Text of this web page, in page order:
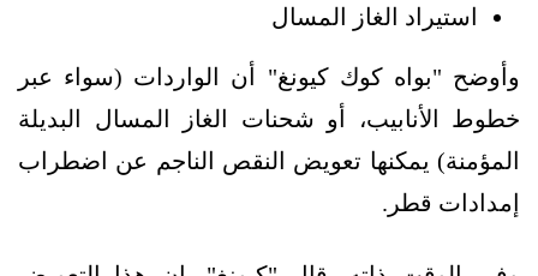
استيراد الغاز المسال
وأوضح "بواه كوك كيونغ" أن الواردات (سواء عبر
خطوط الأنابيب، أو شحنات الغاز المسال البديلة
المؤمنة) يمكنها تعويض النقص الناجم عن اضطراب
إمدادات قطر.